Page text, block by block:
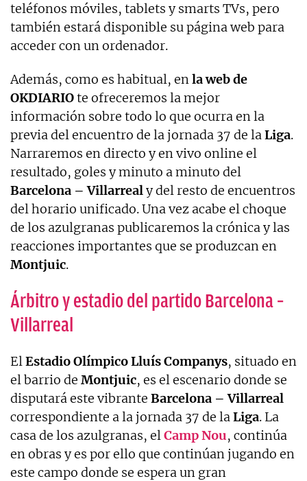
teléfonos móviles, tablets y smarts TVs, pero
también estará disponible su página web para
acceder con un ordenador.
Además, como es habitual, enla web de
OKDIARIOte ofreceremos la mejor
información sobre todo lo que ocurra en la
previa del encuentro de la jornada 37 de laLiga.
Narraremos en directo y en vivo online el
resultado, goles y minuto a minuto del
Barcelona – Villarrealy del resto de encuentros
del horario unificado. Una vez acabe el choque
de los azulgranas publicaremos la crónica y las
reacciones importantes que se produzcan en
Montjuic.
Árbitro y estadio del partido Barcelona –
Villarreal
ElEstadio Olímpico Lluís Companys, situado en
el barrio de Montjuic, es el escenario donde se
disputará este vibrante Barcelona – Villarreal
correspondiente a la jornada 37 de laLiga. La
casa de los azulgranas, elCamp Nou, continúa
en obras y es por ello que continúan jugando en
este campo donde se espera un gran